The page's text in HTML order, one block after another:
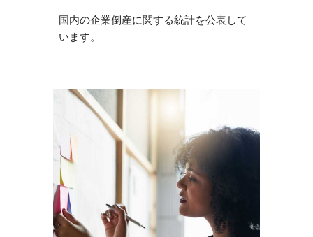
国内の企業倒産に関する統計を公表して
います。